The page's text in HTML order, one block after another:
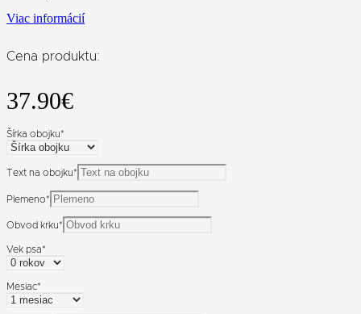
Viac informácií
Cena produktu:
37.90€
Šírka obojku*
Text na obojku*
Plemeno*
Obvod krku*
Vek psa*
Mesiac*